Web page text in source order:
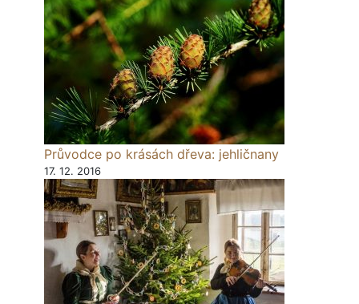
Průvodce po krásách dřeva: jehličnany
17. 12. 2016